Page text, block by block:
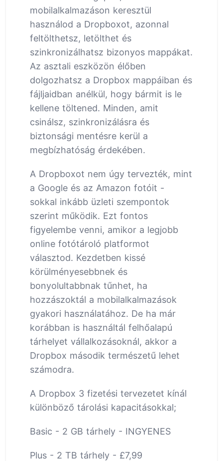
mobilalkalmazáson keresztül
használod a Dropboxot, azonnal
feltölthetsz, letölthet és
szinkronizálhatsz bizonyos mappákat.
Az asztali eszközön élőben
dolgozhatsz a Dropbox mappáiban és
fájljaidban anélkül, hogy bármit is le
kellene töltened. Minden, amit
csinálsz, szinkronizálásra és
biztonsági mentésre kerül a
megbízhatóság érdekében.
A Dropboxot nem úgy tervezték, mint
a Google és az Amazon fotóit -
sokkal inkább üzleti szempontok
szerint működik. Ezt fontos
figyelembe venni, amikor a legjobb
online fotótároló platformot
választod. Kezdetben kissé
körülményesebbnek és
bonyolultabbnak tűnhet, ha
hozzászoktál a mobilalkalmazások
gyakori használatához. De ha már
korábban is használtál felhőalapú
tárhelyet vállalkozásoknál, akkor a
Dropbox második természetű lehet
számodra.
A Dropbox 3 fizetési tervezetet kínál
különböző tárolási kapacitásokkal;
Basic - 2 GB tárhely - INGYENES
Plus - 2 TB tárhely - £7,99